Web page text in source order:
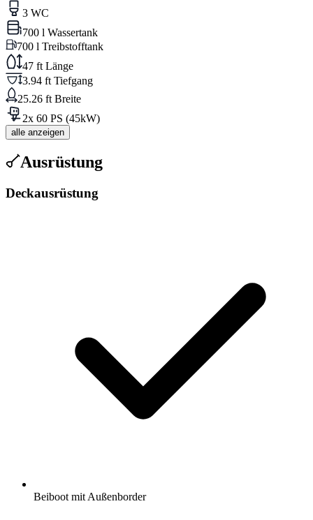
3 WC
700 l Wassertank
700 l Treibstofftank
47 ft Länge
3.94 ft Tiefgang
25.26 ft Breite
2x 60 PS (45kW)
alle anzeigen
Ausrüstung
Deckausrüstung
Beiboot mit Außenborder